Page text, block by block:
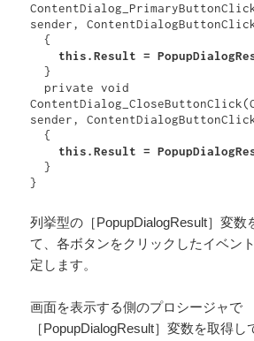
sender,
this.Result =
  }
sender,
this.Result =
  }
}
列挙型の［PopupDialogResult］変数
て、各ボタンをクリックしたイベン
定します。
画面を表示する側のプロシージャで
［PopupDialogResult］変数を取得し